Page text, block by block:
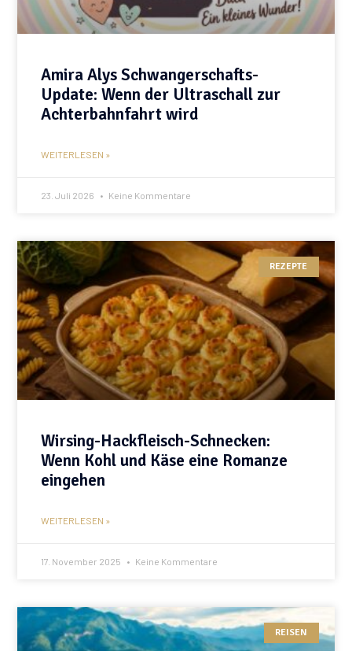
Amira Alys Schwangerschafts-
Update: Wenn der Ultraschall zur
Achterbahnfahrt wird
WEITERLESEN »
23. Juli 2026 Keine Kommentare
REZEPTE
Wirsing-Hackfleisch-Schnecken:
Wenn Kohl und Käse eine Romanze
eingehen
WEITERLESEN »
17. November 2025 Keine Kommentare
REISEN